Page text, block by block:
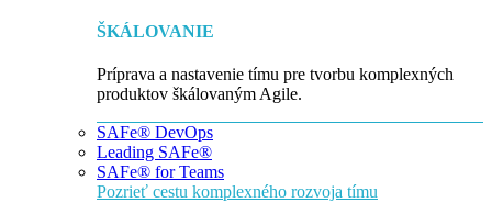
ŠKÁLOVANIE
Príprava a nastavenie tímu pre tvorbu komplexných
produktov škálovaným Agile.
SAFe® DevOps
Leading SAFe®
SAFe® for Teams
Pozrieť cestu komplexného rozvoja tímu